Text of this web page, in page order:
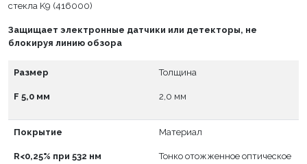
стекла K9 (416000)
Защищает электронные датчики или детекторы, не
блокируя линию обзора
Размер
F 5,0 мм
Толщина
2,0 мм
Покрытие
R<0,25% при 532 нм
Материал
Тонко отожженное оптическое